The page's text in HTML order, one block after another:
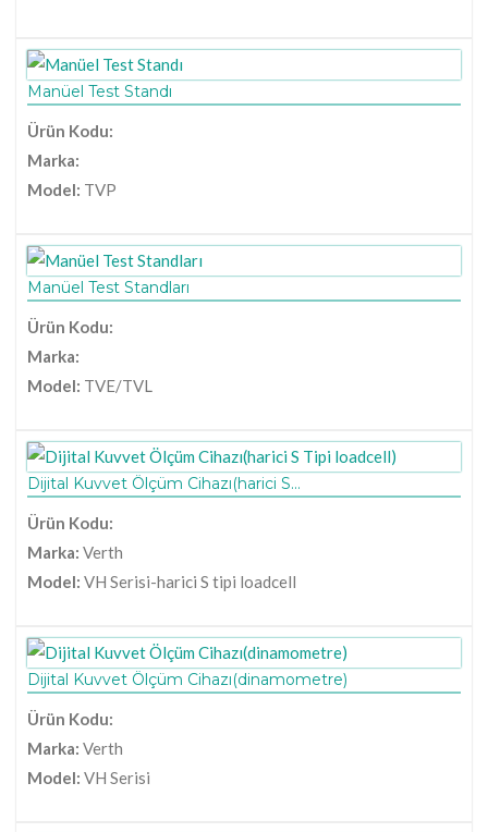
Manüel Test Standı
Ürün Kodu:
Marka:
Model: TVP
Manüel Test Standları
Ürün Kodu:
Marka:
Model: TVE/TVL
Dijital Kuvvet Ölçüm Cihazı(harici S...
Ürün Kodu:
Marka: Verth
Model: VH Serisi-harici S tipi loadcell
Dijital Kuvvet Ölçüm Cihazı(dinamometre)
Ürün Kodu:
Marka: Verth
Model: VH Serisi